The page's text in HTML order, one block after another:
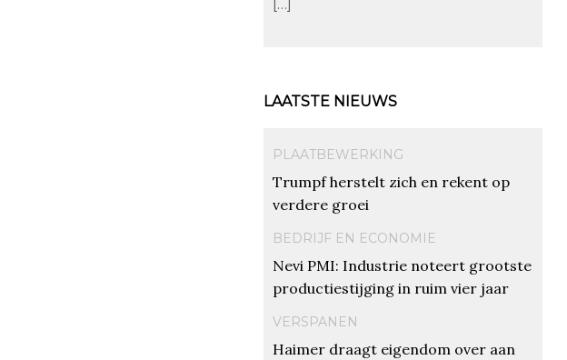
[…]
LAATSTE NIEUWS
PLAATBEWERKING
Trumpf herstelt zich en rekent op
verdere groei
BEDRIJF EN ECONOMIE
Nevi PMI: Industrie noteert grootste
productiestijging in ruim vier jaar
VERSPANEN
Haimer draagt eigendom over aan